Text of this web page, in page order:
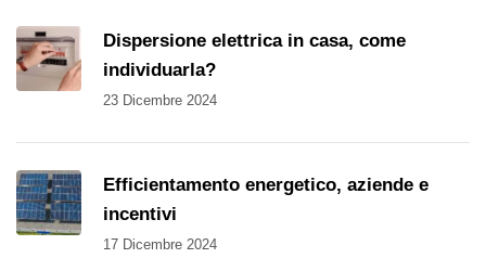
Dispersione elettrica in casa, come
individuarla?
23 Dicembre 2024
Efficientamento energetico, aziende e
incentivi
17 Dicembre 2024